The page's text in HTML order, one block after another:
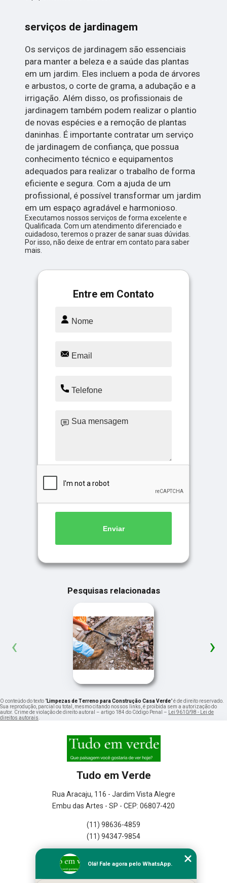
serviços de jardinagem
Os serviços de jardinagem são essenciais
para manter a beleza e a saúde das plantas
em um jardim. Eles incluem a poda de árvores
e arbustos, o corte de grama, a adubação e a
irrigação. Além disso, os profissionais de
jardinagem também podem realizar o plantio
de novas espécies e a remoção de plantas
daninhas. É importante contratar um serviço
de jardinagem de confiança, que possua
conhecimento técnico e equipamentos
adequados para realizar o trabalho de forma
eficiente e segura. Com a ajuda de um
profissional, é possível transformar um jardim
em um espaço agradável e harmonioso.
Executamos nossos serviços de forma excelente e
Qualificada. Com um atendimento diferenciado e
cuidadoso, teremos o prazer de sanar suas dúvidas.
Por isso, não deixe de entrar em contato para saber
mais.
Entre em Contato
Enviar
Pesquisas relacionadas
‹ ›
O conteúdo do texto "Limpezas de Terreno para Construção Casa Verde" é de direito reservado.
Sua reprodução, parcial ou total, mesmo citando nossos links, é proibida sem a autorização do
autor. Crime de violação de direito autoral – artigo 184 do Código Penal –
Lei 9610/98 - Lei de
direitos autorais
Tudo em Verde
Rua Aracaju, 116 - Jardim Vista Alegre
Embu das Artes - SP - CEP: 06807-420
(11) 98636-4859
(11) 94347-9854
Empresa
Missão
Olá! Fale agora pelo WhatsApp.